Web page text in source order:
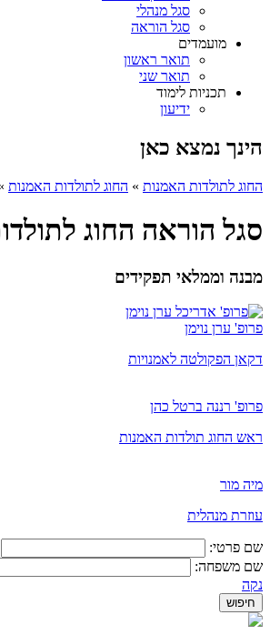
סגל מנהלי
סגל הוראה
מועמדים
תואר ראשון
תואר שני
תכניות לימוד
ידיעון
הינך נמצא כאן
החוג לתולדות האמנות » החוג לתולדות האמנות
סגל הוראה החוג
מבנה וממלאי תפקידים
פרופ' ערן נוימן
דקאן הפקולטה לאמנויות
פרופ' רננה ברטל כהן
ראש החוג תולדות האמנות
מיה מור
​עוזרת מנהלית
שם פרטי:
שם משפחה:
נקה